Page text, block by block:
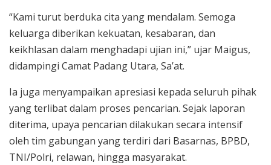
“Kami turut berduka cita yang mendalam. Semoga
keluarga diberikan kekuatan, kesabaran, dan
keikhlasan dalam menghadapi ujian ini,” ujar Maigus,
didampingi Camat Padang Utara, Sa’at.
Ia juga menyampaikan apresiasi kepada seluruh pihak
yang terlibat dalam proses pencarian. Sejak laporan
diterima, upaya pencarian dilakukan secara intensif
oleh tim gabungan yang terdiri dari Basarnas, BPBD,
TNI/Polri, relawan, hingga masyarakat.